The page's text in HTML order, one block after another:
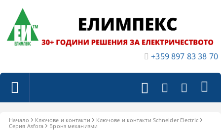
+359 897 83 38 70
Начало Ключове и контакти
Ключове и контакти Schneider Electric
Серия Asfora
Бронз механизми